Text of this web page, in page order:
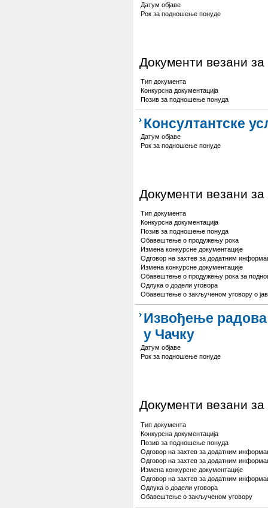
Датум објаве
Рок за подношење понуде
Документи везани за
Тип документа
Конкурсна документација
Позив за подношење понуда
Консултантске
Датум објаве
Рок за подношење понуде
Документи везани за
Тип документа
Конкурсна документација
Позив за подношење понуда
Обавештење о продужењу рока
Измена конкурсне документације
Одговор на захтев за додатним
Измена конкурсне документације
Обавештење о продужењу рока за
Одлука о додели уговора
Обавештење о закљученом уговору о
Извођење
у Чачку
Датум објаве
Рок за подношење понуде
Документи везани за
Тип документа
Конкурсна документација
Позив за подношење понуда
Одговор на захтев за додатним
Одговор на захтев за додатним
Измена конкурсне документације
Одговор на захтев за додатним
Одлука о додели уговора
Обавештење о закљученом уговору